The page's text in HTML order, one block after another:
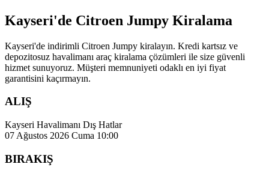
Kayseri'de Citroen Jumpy Kiralama
Kayseri'de indirimli Citroen Jumpy kiralayın. Kredi kartsız ve
depozitosuz havalimanı araç kiralama çözümleri ile size güvenli
hizmet sunuyoruz. Müşteri memnuniyeti odaklı en iyi fiyat
garantisini kaçırmayın.
ALIŞ
Kayseri Havalimanı Dış Hatlar
07 Ağustos 2026 Cuma 10:00
BIRAKIŞ